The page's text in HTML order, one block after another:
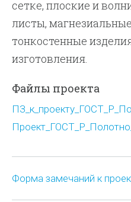
сетке, плоские и
листы,
тонкостенные
изготовления.
Файлы проекта
Форма замечаний к